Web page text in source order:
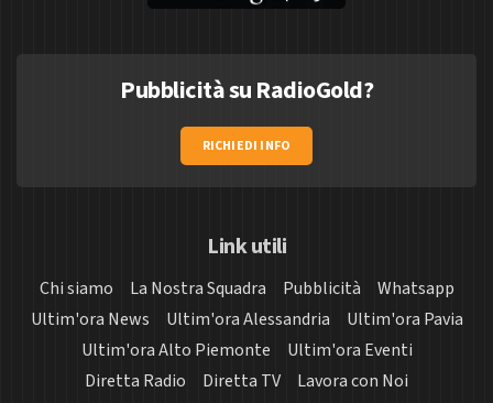
Pubblicità su RadioGold?
RICHIEDI INFO
Link utili
Chi siamo La Nostra Squadra Pubblicità
Whatsapp
Ultim'ora News
Ultim'ora Alessandria
Ultim'ora Pavia
Ultim'ora Alto Piemonte
Ultim'ora Eventi
Diretta Radio
Diretta TV Lavora con Noi